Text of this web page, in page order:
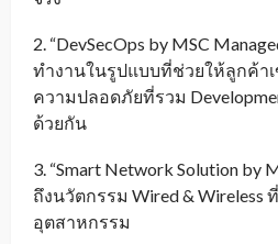
2. “DevSecOps by MSC
ทำงานในรูปแบบที่ช่วยให้ลูกค้า
ความปลอดภัยที่รวม
ด้วยกัน
3. “Smart Network Solution by
ถึงนวัตกรรม Wired & Wireless
อุตสาหกรรม